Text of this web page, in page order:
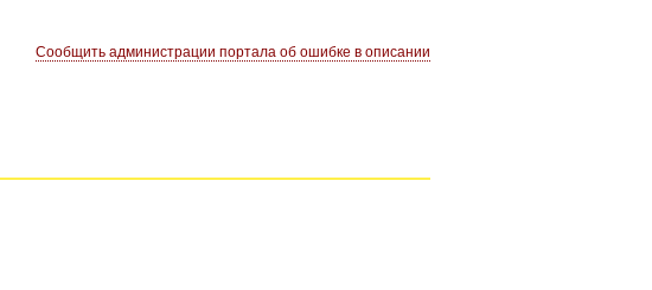
Сообщить администрации портала об ошибке в описании